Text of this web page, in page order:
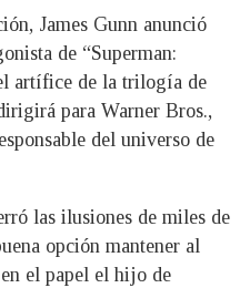
James Gunn anunció
de “Superman:
artífice de la trilogía de
para Warner Bros.,
del universo de
las ilusiones de miles de
opción mantener al
el papel el hijo de